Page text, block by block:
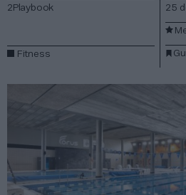
2Playbook
Fitness
25